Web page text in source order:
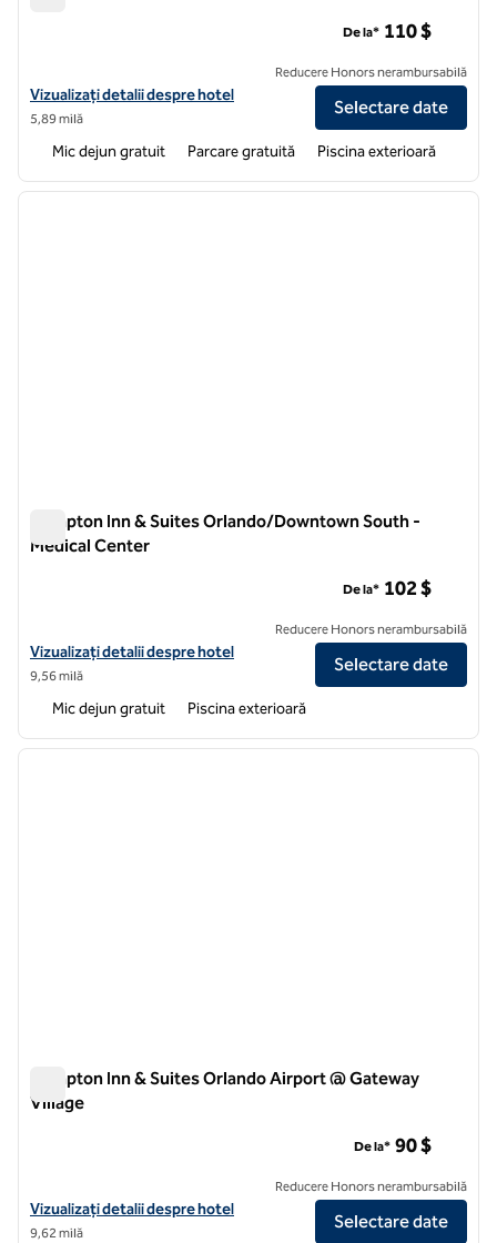
Vizualizați detaliile hotelului Hampton Inn Kissimmee North
Vizualizați detalii despre hotel
5,89 milă
De la* 110 $
Reducere Honors nerambursabilă
Selectare date
Mic dejun gratuit Parcare gratuită Piscina exterioară
1 din 11
Hampton Inn & Suites Orlando/Downtown South -
Medical Center
Vizualizați detaliile hotelului pentru Hampton Inn & Suites Orlando/
Vizualizați detalii despre hotel
9,56 milă
De la* 102 $
Reducere Honors nerambursabilă
Selectare date
Mic dejun gratuit Piscina exterioară
1 din 12
Hampton Inn & Suites Orlando Airport @ Gateway
Village
Vizualizați detaliile hotelului pentru Aeroportul Hampton Inn &
Vizualizați detalii despre hotel
9,62 milă
De la* 90 $
Reducere Honors nerambursabilă
Selectare date